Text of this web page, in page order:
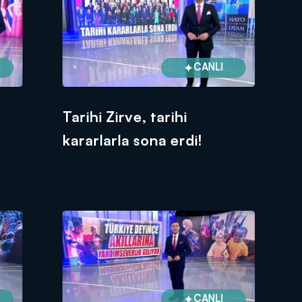
CANLI
Tarihi Zirve, tarihi
kararlarla sona erdi!
CANLI